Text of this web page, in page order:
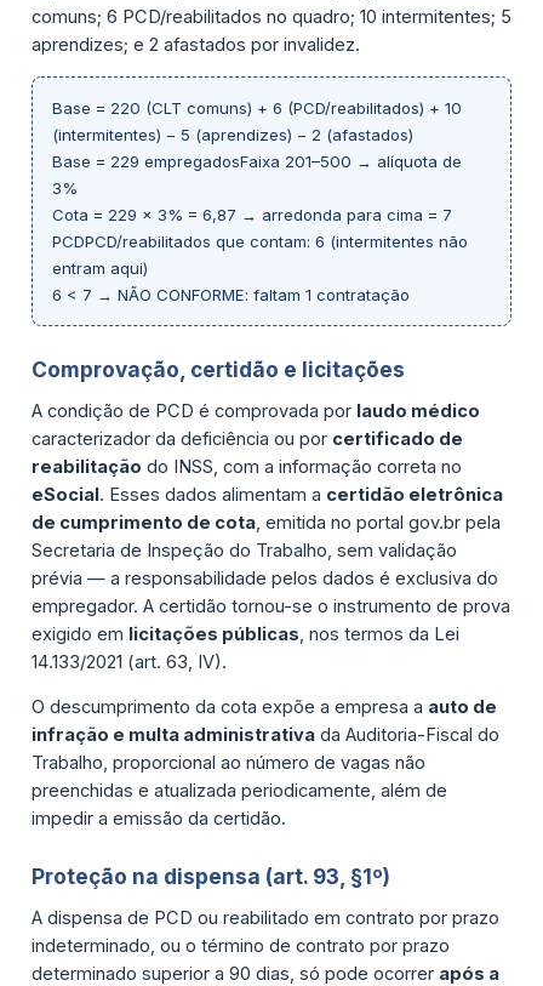
comuns; 6 PCD/reabilitados no quadro; 10 intermitentes; 5
aprendizes; e 2 afastados por invalidez.
Base = 220 (CLT comuns) + 6 (PCD/reabilitados) + 10
(intermitentes) − 5 (aprendizes) − 2 (afastados)
Base = 229 empregadosFaixa 201–500 → alíquota de
3%
Cota = 229 × 3% = 6,87 → arredonda para cima = 7
PCDPCD/reabilitados que contam: 6 (intermitentes não
entram aqui)
6 < 7 → NÃO CONFORME: faltam 1 contratação
Comprovação, certidão e licitações
A condição de PCD é comprovada por laudo médico
caracterizador da deficiência ou por certificado de
reabilitação do INSS, com a informação correta no
eSocial. Esses dados alimentam a certidão eletrônica
de cumprimento de cota, emitida no portal gov.br pela
Secretaria de Inspeção do Trabalho, sem validação
prévia — a responsabilidade pelos dados é exclusiva do
empregador. A certidão tornou-se o instrumento de prova
exigido em licitações públicas, nos termos da Lei
14.133/2021 (art. 63, IV).
O descumprimento da cota expõe a empresa a auto de
infração e multa administrativa da Auditoria-Fiscal do
Trabalho, proporcional ao número de vagas não
preenchidas e atualizada periodicamente, além de
impedir a emissão da certidão.
Proteção na dispensa (art. 93, §1º)
A dispensa de PCD ou reabilitado em contrato por prazo
indeterminado, ou o término de contrato por prazo
determinado superior a 90 dias, só pode ocorrer após a